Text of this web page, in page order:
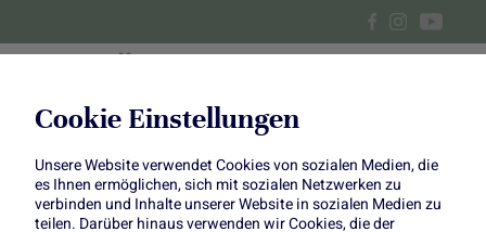
Cookie Einstellungen
Unsere Website verwendet Cookies von sozialen Medien, die
es Ihnen ermöglichen, sich mit sozialen Netzwerken zu
verbinden und Inhalte unserer Website in sozialen Medien zu
teilen. Darüber hinaus verwenden wir Cookies, die der
Süß-scharfer Glasnudelsalat